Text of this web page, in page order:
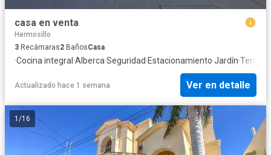
casa en venta
Hermosillo
3 Recámaras2 BañosCasa
·Cocina integral ·Alberca·Seguridad·Estacionamiento·Jardín·Terraza
Actualizado hace 1 semana Ver en detalle
1 /16